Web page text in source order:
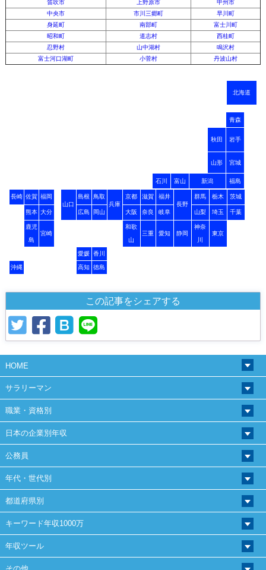
笛吹市
上野原市
甲州市
中央市
市川三郷町
早川町
身延町
南部町
富士川町
昭和町
道志村
西桂町
忍野村
山中湖村
鳴沢村
富士河口湖町
小菅村 丹波山村
北海道
青森
秋田 岩手
山形 宮城
石川 富山 新潟 福島
長崎 佐賀 福岡
山口
島根
鳥取
兵庫
京都 滋賀
福井
長野
群馬 栃木 茨城
熊本 大分 広島 岡山 大阪 奈良 岐阜 山梨 埼玉 千葉
鹿児
島
宮崎
和歌
山
三重 愛知 静岡
神奈
川
東京
愛媛 香川
沖縄 高知 徳島
この記事をシェアする
HOME
サラリーマン
職業・資格別
日本の企業別年収
公務員
年代・世代別
都道府県別
キーワード年収1000万
年収ツール